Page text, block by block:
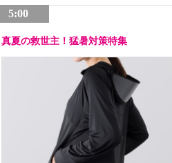
5:00
真夏の救世主！猛暑対策特集